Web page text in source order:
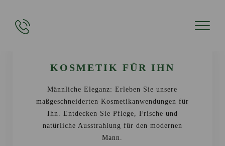
KOSMETIK FÜR IHN
Männliche Eleganz: Erleben Sie unsere
maßgeschneiderten Kosmetikanwendungen für
Ihn. Entdecken Sie Pflege, Frische und
natürliche Ausstrahlung für den modernen
Mann.